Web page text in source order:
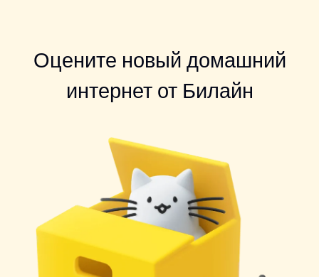
Оцените новый домашний
интернет от Билайн